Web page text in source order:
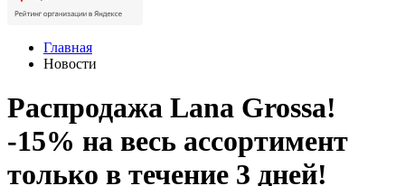
Главная
Новости
Распродажа Lana Grossa!
-15% на весь ассортимент
только в течение 3 дней!